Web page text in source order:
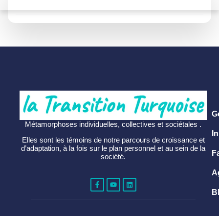
Métamorphoses individuelles, collectives et sociétales .
Elles sont les témoins de notre parcours de croissance et
d’adaptation, à la fois sur le plan personnel et au sein de la
société.